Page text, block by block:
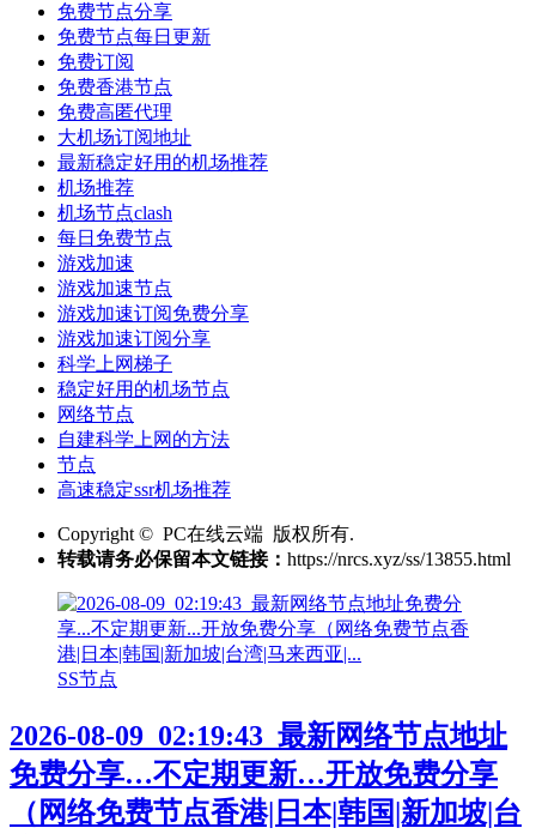
免费节点分享
免费节点每日更新
免费订阅
免费香港节点
免费高匿代理
大机场订阅地址
最新稳定好用的机场推荐
机场推荐
机场节点clash
每日免费节点
游戏加速
游戏加速节点
游戏加速订阅免费分享
游戏加速订阅分享
科学上网梯子
稳定好用的机场节点
网络节点
自建科学上网的方法
节点
高速稳定ssr机场推荐
Copyright © PC在线云端 版权所有.
转载请务必保留本文链接： https://nrcs.xyz/ss/13855.html
SS节点
2026-08-09_02:19:43_最新网络节点地址
免费分享…不定期更新…开放免费分享
（网络免费节点香港|日本|韩国|新加坡|台